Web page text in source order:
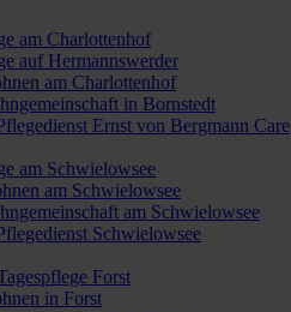
am Charlottenhof
auf Hermannswerder
am Charlottenhof
in Bornstedt
Ernst von Bergmann Care
am Schwielowsee
am Schwielowsee
am Schwielowsee
Schwielowsee
Forst
in Forst